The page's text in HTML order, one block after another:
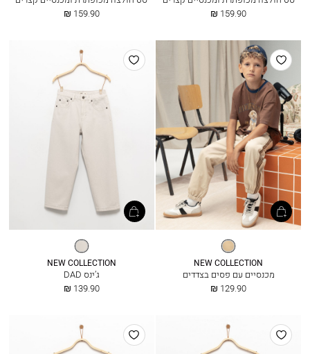
החל
159.90 ₪
החל
159.90 ₪
הוסף
למועדפים
מדבר
NEW COLLECTION
מכנסיים עם פסים בצדדים
החל
129.90 ₪
הוסף
למועדפים
אייס
בלו
NEW COLLECTION
ג’ינס DAD
החל
139.90 ₪
הוסף
למועדפים
הוסף
למועדפים